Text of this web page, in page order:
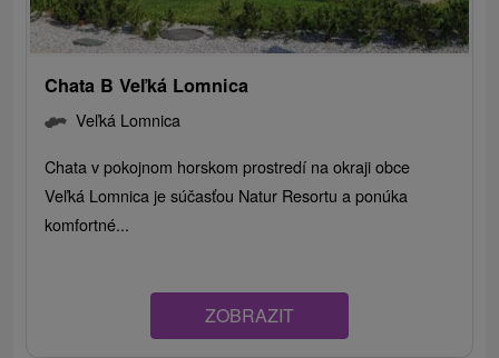
Chata B Veľká Lomnica
Veľká Lomnica
Chata v pokojnom horskom prostredí na okraji obce
Veľká Lomnica je súčasťou Natur Resortu a ponúka
komfortné...
ZOBRAZIT